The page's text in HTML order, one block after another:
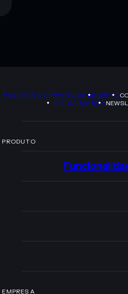
POLÍTICA DE PRIVACIDADETERMS
KIT DA MARCA
PRODUTO
EMPRESA